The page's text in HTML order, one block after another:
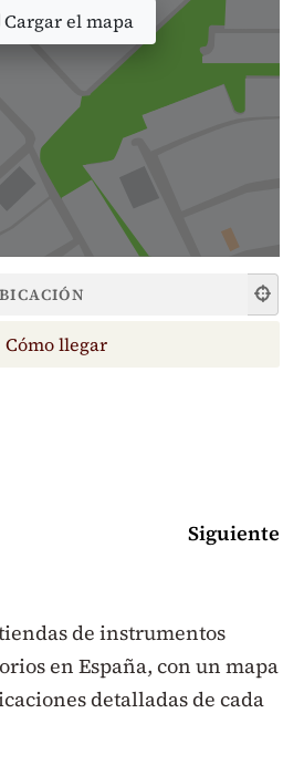
Cargar el mapa
Siguiente
de instrumentos
en España, con un mapa
detalladas de cada